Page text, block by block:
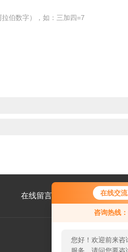
在线交流
咨询热线
您好！欢迎前来咨
伯数字），如：三加四=7
在线留言 联系我们